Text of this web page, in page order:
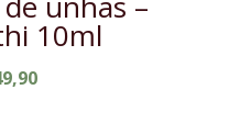
10ml